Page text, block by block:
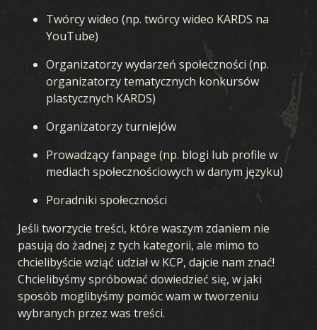
Twórcy wideo (np. twórcy wideo KARDS na
YouTube)
Organizatorzy wydarzeń społeczności (np.
organizatorzy tematycznych konkursów
plastycznych KARDS)
Organizatorzy turniejów
Prowadzący fanpage (np. blogi lub profile w
mediach społecznościowych w danym języku)
Poradniki społeczności
Jeśli tworzycie treści, które waszym zdaniem nie
pasują do żadnej z tych kategorii, ale mimo to
chcielibyście wziąć udział w KCP, dajcie nam znać!
Chcielibyśmy spróbować dowiedzieć się, w jaki
sposób moglibyśmy pomóc wam w tworzeniu
wybranych przez was treści.